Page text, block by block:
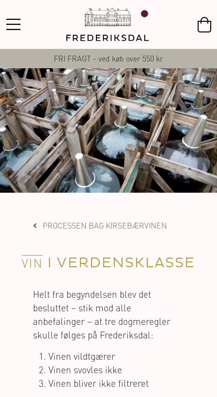
FRI FRAGT - ved køb over 550 kr
PROCESSEN BAG KIRSEBÆRVINEN
VIN I VERDENSKLASSE
Helt fra begyndelsen blev det
besluttet – stik mod alle
anbefalinger – at tre dogmeregler
skulle følges på Frederiksdal:
Vinen vildtgærer
Vinen svovles ikke
Vinen bliver ikke filtreret